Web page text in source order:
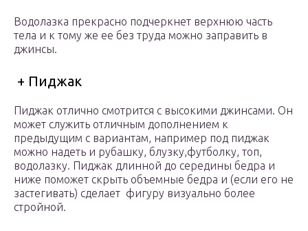
Водолазка прекрасно подчеркнет верхнюю часть
тела и к тому же ее без труда можно заправить в
джинсы.
+ Пиджак
Пиджак отлично смотрится с высокими джинсами. Он
может служить отличным дополнением к
предыдущим с вариантам, например под пиджак
можно надеть и рубашку, блузку,футболку, топ,
водолазку. Пиджак длинной до середины бедра и
ниже поможет скрыть объемные бедра и (если его не
застегивать) сделает фигуру визуально более
стройной.